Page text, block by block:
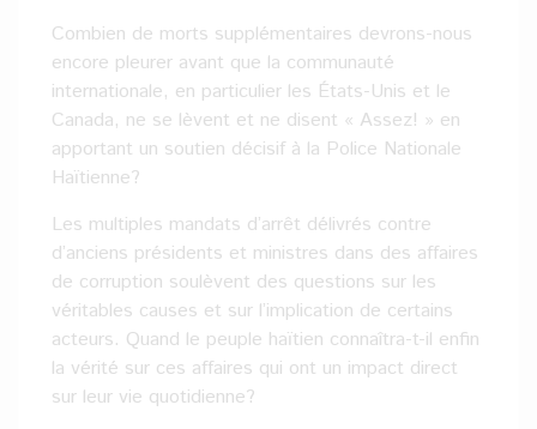
Combien de morts supplémentaires devrons-nous
encore pleurer avant que la communauté
internationale, en particulier les États-Unis et le
Canada, ne se lèvent et ne disent « Assez! » en
apportant un soutien décisif à la Police Nationale
Haïtienne?
Les multiples mandats d’arrêt délivrés contre
d’anciens présidents et ministres dans des affaires
de corruption soulèvent des questions sur les
véritables causes et sur l’implication de certains
acteurs. Quand le peuple haïtien connaîtra-t-il enfin
la vérité sur ces affaires qui ont un impact direct
sur leur vie quotidienne?